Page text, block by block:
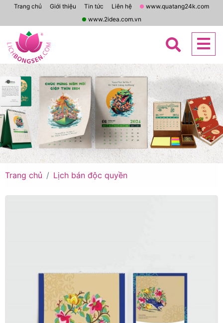
Trang chủ Giới thiệu Tin tức Liên hệ
www.quatang24k.com
www.2idea.com.vn
Trang chủ Lịch bán độc quyền